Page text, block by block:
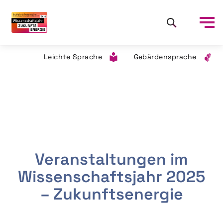
Leichte Sprache Gebärdensprache
Veranstaltungen im
Wissenschaftsjahr 2025
– Zukunftsenergie